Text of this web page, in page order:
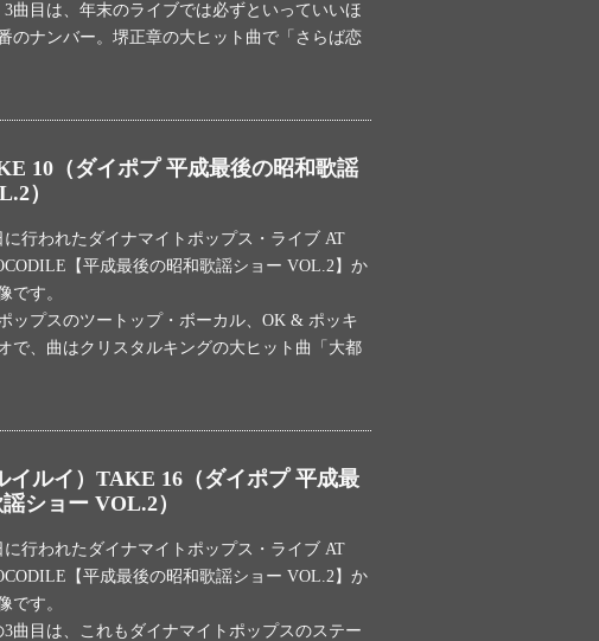
曲目は、年末のライブでは必ずといっていいほ
のナンバー。堺正章の大ヒット曲で「さらば恋
10（ダイポプ 平成最後の昭和歌謡
）
に行われたダイナマイトポップス・ライブ AT
【平成最後の昭和歌謡ショー VOL.2】か
です。
ップスのツートップ・ボーカル、OK & ポッキ
で、曲はクリスタルキングの大ヒット曲「大都
ルイ）TAKE 16（ダイポプ 平成最
ショー VOL.2）
に行われたダイナマイトポップス・ライブ AT
【平成最後の昭和歌謡ショー VOL.2】か
です。
曲目は、これもダイナマイトポップスのステー